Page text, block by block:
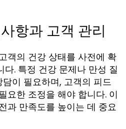
항과 고객 관리
객의 건강 상태를 사전에 확
다. 특정 건강 문제나 만성 질
이 필요하며, 고객의 피드
요한 조정을 해야 합니다. 이
과 만족도를 높이는 데 중요